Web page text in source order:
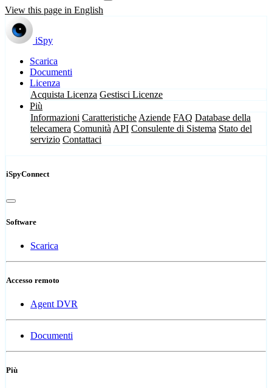
View this page in English
iSpy
Scarica
Documenti
Licenza
Acquista Licenza Gestisci Licenze
Più
Informazioni Caratteristiche Aziende FAQ Database della
telecamera Comunità API Consulente di Sistema Stato del
servizio Contattaci
iSpyConnect
Software
Scarica
Accesso remoto
Agent DVR
Documenti
Più